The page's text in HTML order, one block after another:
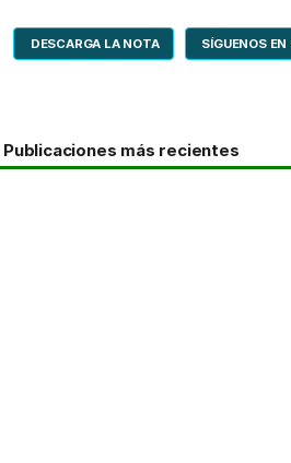
DESCARGA LA NOTA SÍGUENOS
Publicaciones más recientes